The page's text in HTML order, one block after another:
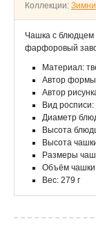
Коллекции:
Чашка с блюдцем
фарфоровый
Материал:
Автор
Автор
Вид
Диаметр
Высота
Высота
Размеры
Объём
Вес: 279 г